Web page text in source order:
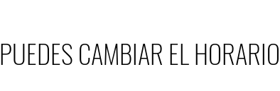
PUEDES CAMBIAR EL